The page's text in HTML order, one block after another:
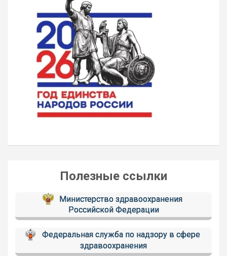
Полезные ссылки
Министерство здравоохранения
Российской Федерации
Федеральная служба по надзору в сфере
здравоохранения